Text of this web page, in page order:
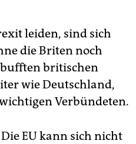
leiden, sind sich
die Briten noch
britischen
wie Deutschland,
Verbündeten.
EU kann sich nicht